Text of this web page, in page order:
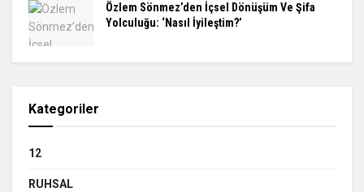
Özlem Sönmez’den İçsel Dönüşüm Ve Şifa
Yolculuğu: ‘Nasıl İyileştim?’
Kategoriler
12
RUHSAL